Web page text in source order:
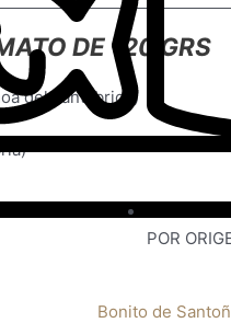
POR
Bonito de
DE 120 GRS
del cantábrico)